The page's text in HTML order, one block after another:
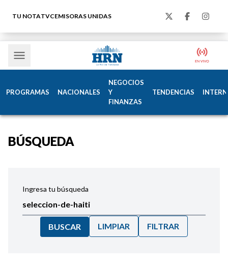
TU NOTATVCEMISORAS UNIDAS
PROGRAMAS NACIONALES
NEGOCIOS
Y
FINANZAS
TENDENCIAS
BÚSQUEDA
Ingresa tu búsqueda
BUSCAR LIMPIAR FILTRAR